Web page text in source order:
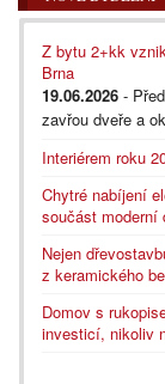
Z bytu 2+kk
Brna
19.06.2026 -
zavřou dveře a
Interiérem roku
Chytré nabíjení
součást moderní
Nejen
z keramického
Domov s
investicí, nikoliv